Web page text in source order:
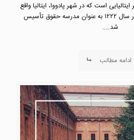
ایتالیایی است که در شهر پادووا، ایتالیا واقع
شده‌است. این دانشگاه در سال ۱۲۲۲ به عنوان مدرسه حقوق تأسیس
شد....
ادامه مطالب